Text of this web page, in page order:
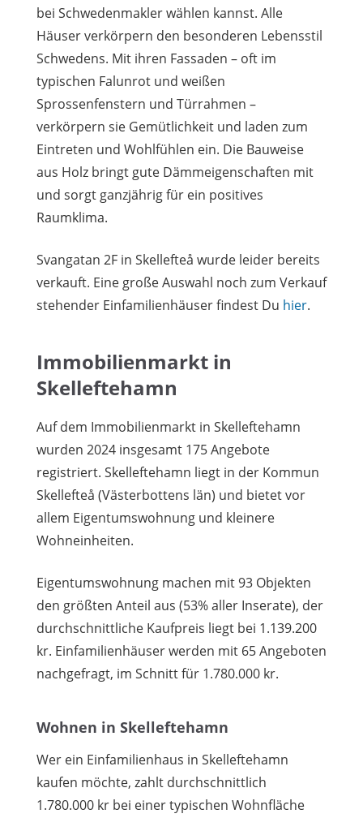
bei Schwedenmakler wählen kannst. Alle
Häuser verkörpern den besonderen Lebensstil
Schwedens. Mit ihren Fassaden – oft im
typischen Falunrot und weißen
Sprossenfenstern und Türrahmen –
verkörpern sie Gemütlichkeit und laden zum
Eintreten und Wohlfühlen ein. Die Bauweise
aus Holz bringt gute Dämmeigenschaften mit
und sorgt ganzjährig für ein positives
Raumklima.
Svangatan 2F in Skellefteå wurde leider bereits
verkauft. Eine große Auswahl noch zum Verkauf
stehender Einfamilienhäuser findest Du hier.
Immobilienmarkt in
Skelleftehamn
Auf dem Immobilienmarkt in Skelleftehamn
wurden 2024 insgesamt 175 Angebote
registriert. Skelleftehamn liegt in der Kommun
Skellefteå (Västerbottens län) und bietet vor
allem Eigentumswohnung und kleinere
Wohneinheiten.
Eigentumswohnung machen mit 93 Objekten
den größten Anteil aus (53% aller Inserate), der
durchschnittliche Kaufpreis liegt bei 1.139.200
kr. Einfamilienhäuser werden mit 65 Angeboten
nachgefragt, im Schnitt für 1.780.000 kr.
Wohnen in Skelleftehamn
Wer ein Einfamilienhaus in Skelleftehamn
kaufen möchte, zahlt durchschnittlich
1.780.000 kr bei einer typischen Wohnfläche